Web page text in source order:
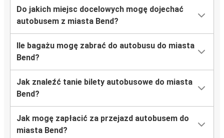
Do jakich miejsc docelowych mogę dojechać
autobusem z miasta Bend?
Ile bagażu mogę zabrać do autobusu do miasta
Bend?
Jak znaleźć tanie bilety autobusowe do miasta
Bend?
Jak mogę zapłacić za przejazd autobusem do
miasta Bend?